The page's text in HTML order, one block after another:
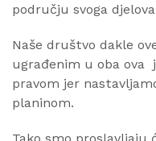
području svoga
Naše društvo dakle
ugrađenim u oba ova
pravom jer
planinom.
Tako smo